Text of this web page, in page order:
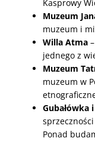
Kasprowy
Muzeum
muzeum i
Willa Atma
jednego z
Muzeum
muzeum w
Gubałówka
Ponad